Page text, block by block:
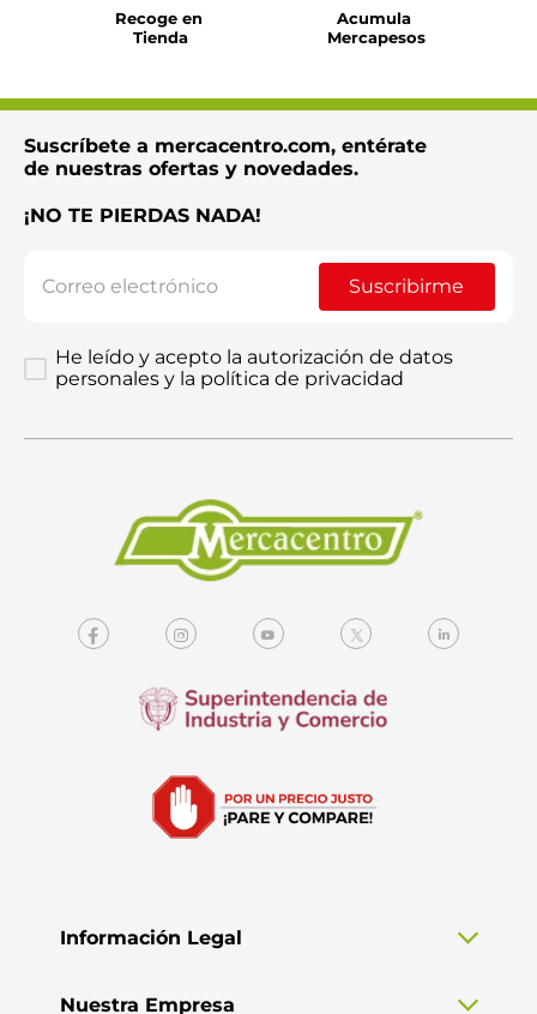
Recoge en
Tienda
Acumula
Mercapesos
Suscríbete a mercacentro.com, entérate
de nuestras ofertas y novedades.
¡NO TE PIERDAS NADA!
Suscribirme
He leído y acepto la autorización de datos
personales y la política de privacidad
Información Legal
Nuestra Empresa